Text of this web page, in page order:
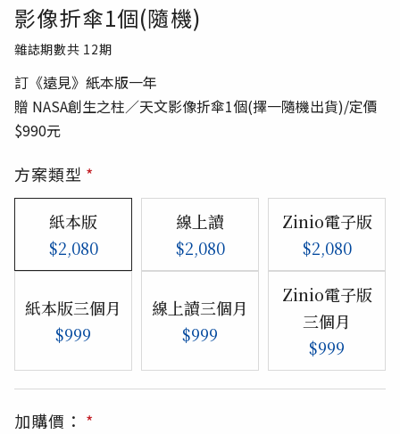
影像折傘1個(隨機)
雜誌期數共 12期
訂《遠見》紙本版一年
贈 NASA創生之柱／天文影像折傘1個(擇一隨機出貨)/定價
$990元
方案類型 *
紙本版
$2,080
線上讀
$2,080
Zinio電子版
$2,080
紙本版三個月
$999
線上讀三個月
$999
Zinio電子版
三個月
$999
加購價： *